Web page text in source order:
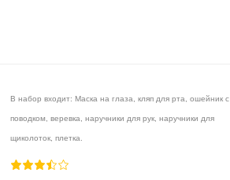
В набор входит: Маска на глаза, кляп для рта, ошейник с
поводком, веревка, наручники для рук, наручники для
щиколоток, плетка.